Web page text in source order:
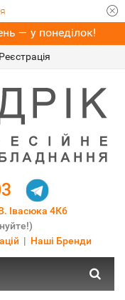
— у понеділок!
Реєстрація
Івасюка 4К6
| Наші Бренди